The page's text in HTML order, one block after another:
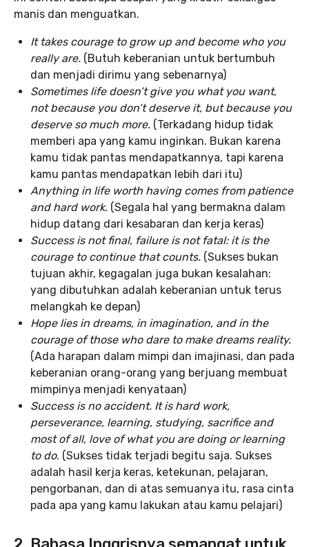
manis dan menguatkan.
It takes courage to grow up and become who you
really are. (Butuh keberanian untuk bertumbuh
dan menjadi dirimu yang sebenarnya)
Sometimes life doesn’t give you what you want,
not because you don’t deserve it, but because you
deserve so much more. (Terkadang hidup tidak
memberi apa yang kamu inginkan. Bukan karena
kamu tidak pantas mendapatkannya, tapi karena
kamu pantas mendapatkan lebih dari itu)
Anything in life worth having comes from patience
and hard work. (Segala hal yang bermakna dalam
hidup datang dari kesabaran dan kerja keras)
Success is not final, failure is not fatal: it is the
courage to continue that counts. (Sukses bukan
tujuan akhir, kegagalan juga bukan kesalahan:
yang dibutuhkan adalah keberanian untuk terus
melangkah ke depan)
Hope lies in dreams, in imagination, and in the
courage of those who dare to make dreams reality.
(Ada harapan dalam mimpi dan imajinasi, dan pada
keberanian orang-orang yang berjuang membuat
mimpinya menjadi kenyataan)
Success is no accident. It is hard work,
perseverance, learning, studying, sacrifice and
most of all, love of what you are doing or learning
to do. (Sukses tidak terjadi begitu saja. Sukses
adalah hasil kerja keras, ketekunan, pelajaran,
pengorbanan, dan di atas semuanya itu, rasa cinta
pada apa yang kamu lakukan atau kamu pelajari)